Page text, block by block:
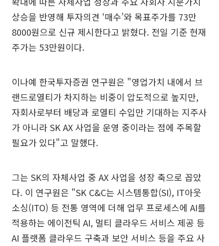
상승을 반영해 투자의견 ‘매수’와 목표주가를 73만
8000원으로 신규 제시한다고 밝혔다. 전일 기준 현재
주가는 53만원이다.
이나예 한국투자증권 연구원은 "영업가치 내에서 브
랜드로열티가 차지하는 비중이 압도적으로 높지만,
자회사로부터 배당과 로열티 수입만 기대하는 지주사
가 아니라 SK AX 사업을 운영 중이라는 점에 주목할
필요가 있다"고 말했다.
그는 SK의 자체사업 중 AX 사업을 성장 축으로 꼽았
다. 이 연구원은 "SK C&C는 시스템통합(SI), IT아웃
소싱(ITO) 등 전통 영역에 더해 업무 프로세스에 AI를
적용하는 에이전틱 AI, 멀티 클라우드 서비스 제공 등
AI 플랫폼 클라우드 구축과 보안 서비스 등을 주요 사